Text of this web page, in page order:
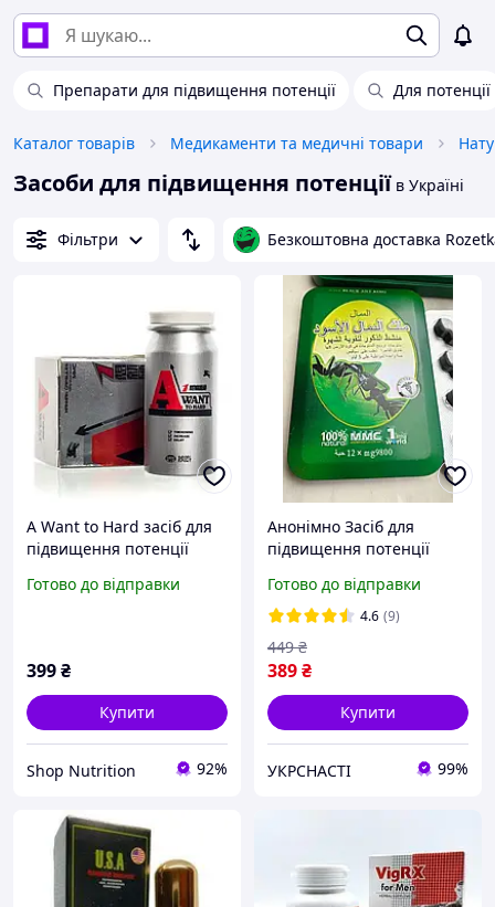
Препарати для підвищення потенції Для потенції
Каталог товарів Медикаменти та медичні товари
Засоби для підвищення потенціїв Україні
Фільтри Безкоштовна доставка
A Want to Hard засіб для
підвищення потенції
Готово до відправки
399₴
Купити
Shop Nutrition 92%
Анонімно Засіб для
підвищення потенції
Королівський Чорний
Мураха 12 шт Пігулки для
ерекції
Готово до відправки
4.6 (9)
389₴
449 ₴
Купити
УКРСНАСТІ 99%